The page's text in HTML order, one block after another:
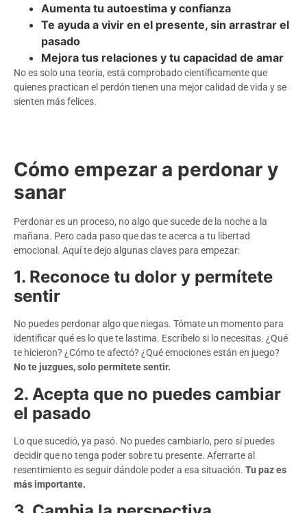
Aumenta tu autoestima y confianza
Te ayuda a vivir en el presente, sin arrastrar el
pasado
Mejora tus relaciones y tu capacidad de amar
No es solo una teoría, está comprobado científicamente que
quienes practican el perdón tienen una mejor calidad de vida y se
sienten más felices.
Cómo empezar a perdonar y
sanar
Perdonar es un proceso, no algo que sucede de la noche a la
mañana. Pero cada paso que das te acerca a tu libertad
emocional. Aquí te dejo algunas claves para empezar:
1. Reconoce tu dolor y permítete
sentir
No puedes perdonar algo que niegas. Tómate un momento para
identificar qué es lo que te lastima. Escríbelo si lo necesitas. ¿Qué
te hicieron? ¿Cómo te afectó? ¿Qué emociones están en juego?
No te juzgues, solo permítete sentir.
2. Acepta que no puedes cambiar
el pasado
Lo que sucedió, ya pasó. No puedes cambiarlo, pero sí puedes
decidir que no tenga poder sobre tu presente. Aferrarte al
resentimiento es seguir dándole poder a esa situación. Tu paz es
más importante.